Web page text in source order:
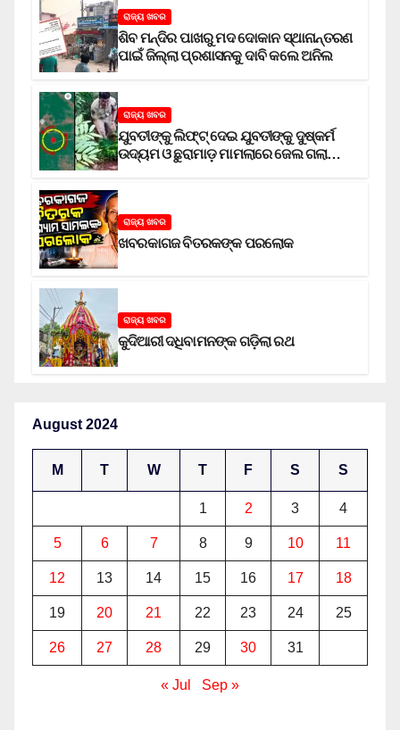
ରାଜ୍ୟ ଖବର
ଶିବ ମନ୍ଦିର ପାଖରୁ ମଦ ଦୋକାନ ସ୍ଥାନାନ୍ତରଣ
ପାଇଁ ଜିଲ୍ଲା ପ୍ରଶାସନକୁ ଦାବି କଲେ ଅନିଲ
ରାଜ୍ୟ ଖବର
ଯୁବତୀଙ୍କୁ ଲିଫ୍‌ଟ୍‌ ଦେଇ ଯୁବତୀଙ୍କୁ ଦୁଷ୍କର୍ମ
ଉଦ୍ୟମ ଓ ଛୁରାମାଡ଼ ମାମଲାରେ ଜେଲ ଗଲା
ରାଜ୍ୟ ଖବର
ଖବରକାଗଜ ବିତରକଙ୍କ ପରଲୋକ
ରାଜ୍ୟ ଖବର
କୁଦିଆରୀ ଦଧିବାମନଙ୍କ ଗଡ଼ିଲା ରଥ
August 2024
M T W T F S S
1 2 3 4
5 6 7 8 9 10 11
12 13 14 15 16 17 18
19 20 21 22 23 24 25
26 27 28 29 30 31
« Jul Sep »